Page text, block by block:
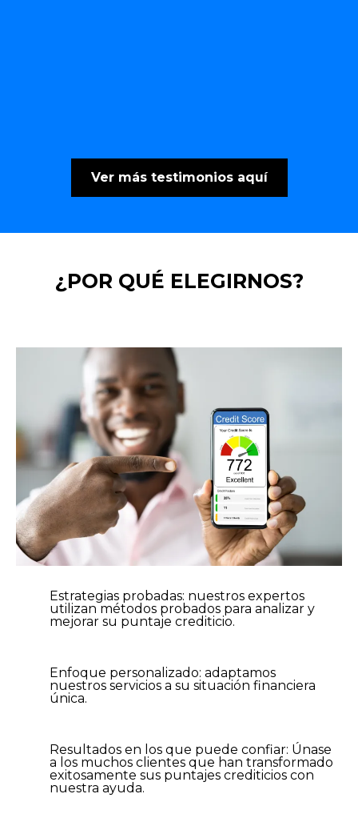
Ver más testimonios aquí
¿POR QUÉ ELEGIRNOS?
Estrategias probadas: nuestros expertos
utilizan métodos probados para analizar y
mejorar su puntaje crediticio.
Enfoque personalizado: adaptamos
nuestros servicios a su situación financiera
única.
Resultados en los que puede confiar: Únase
a los muchos clientes que han transformado
exitosamente sus puntajes crediticios con
nuestra ayuda.